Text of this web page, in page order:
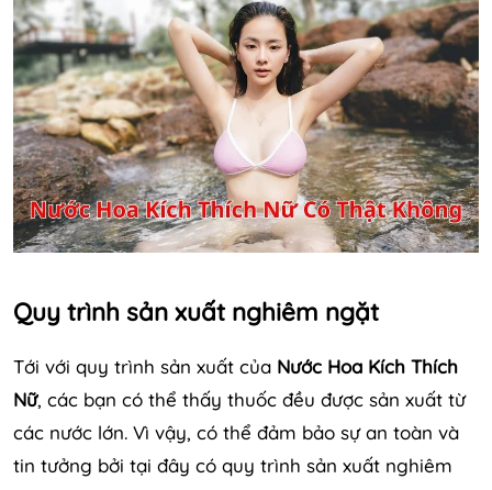
Quy trình sản xuất nghiêm ngặt
Tới với quy trình sản xuất của Nước Hoa Kích Thích
Nữ, các bạn có thể thấy thuốc đều được sản xuất từ
các nước lớn. Vì vậy, có thể đảm bảo sự an toàn và
tin tưởng bởi tại đây có quy trình sản xuất nghiêm